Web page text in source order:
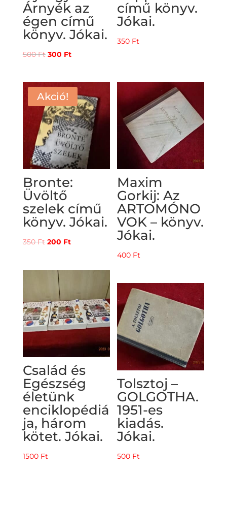
Árnyék az
égen című
könyv. Jókai.
500Ft Original
was:
500 Ft.
300 FtCurrent
is:
300 Ft.
című könyv.
Jókai.
350 Ft
Akció!
Bronte:
Üvöltő
szelek című
könyv. Jókai.
350Ft Original
was:
350 Ft.
200 FtCurrent
is:
Maxim
Gorkij: Az
ARTOMÓNO
VOK – könyv.
Jókai.
400 Ft
Család és
Egészség
életünk
enciklopédiá
ja, három
kötet. Jókai.
1500 Ft
Tolsztoj –
GOLGOTHA.
1951-es
kiadás.
Jókai.
500 Ft